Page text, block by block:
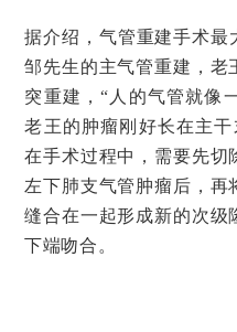
据介绍，气管重建手术最
邹先生的主气管重建，老
突重建，“人的气管就像
老王的肿瘤刚好长在主干
在手术过程中，需要先切
左下肺支气管肿瘤后，再
缝合在一起形成新的次级
下端吻合。